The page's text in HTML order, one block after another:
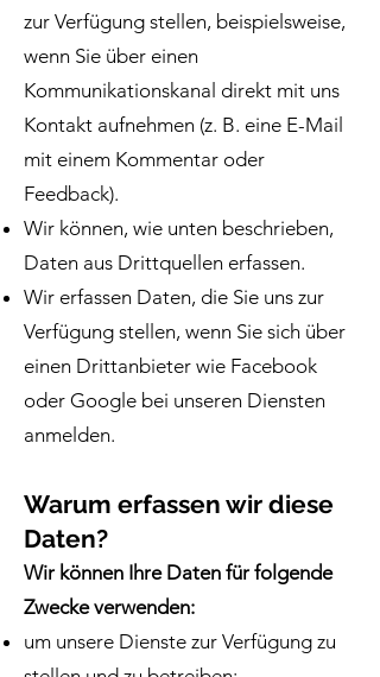
zur Verfügung stellen, beispielsweise,
wenn Sie über einen
Kommunikationskanal direkt mit uns
Kontakt aufnehmen (z. B. eine E-Mail
mit einem Kommentar oder
Feedback).
Wir können, wie unten beschrieben,
Daten aus Drittquellen erfassen.
Wir erfassen Daten, die Sie uns zur
Verfügung stellen, wenn Sie sich über
einen Drittanbieter wie Facebook
oder Google bei unseren Diensten
anmelden.
Warum erfassen wir diese
Daten?
Wir können Ihre Daten für folgende
Zwecke verwenden:
um unsere Dienste zur Verfügung zu